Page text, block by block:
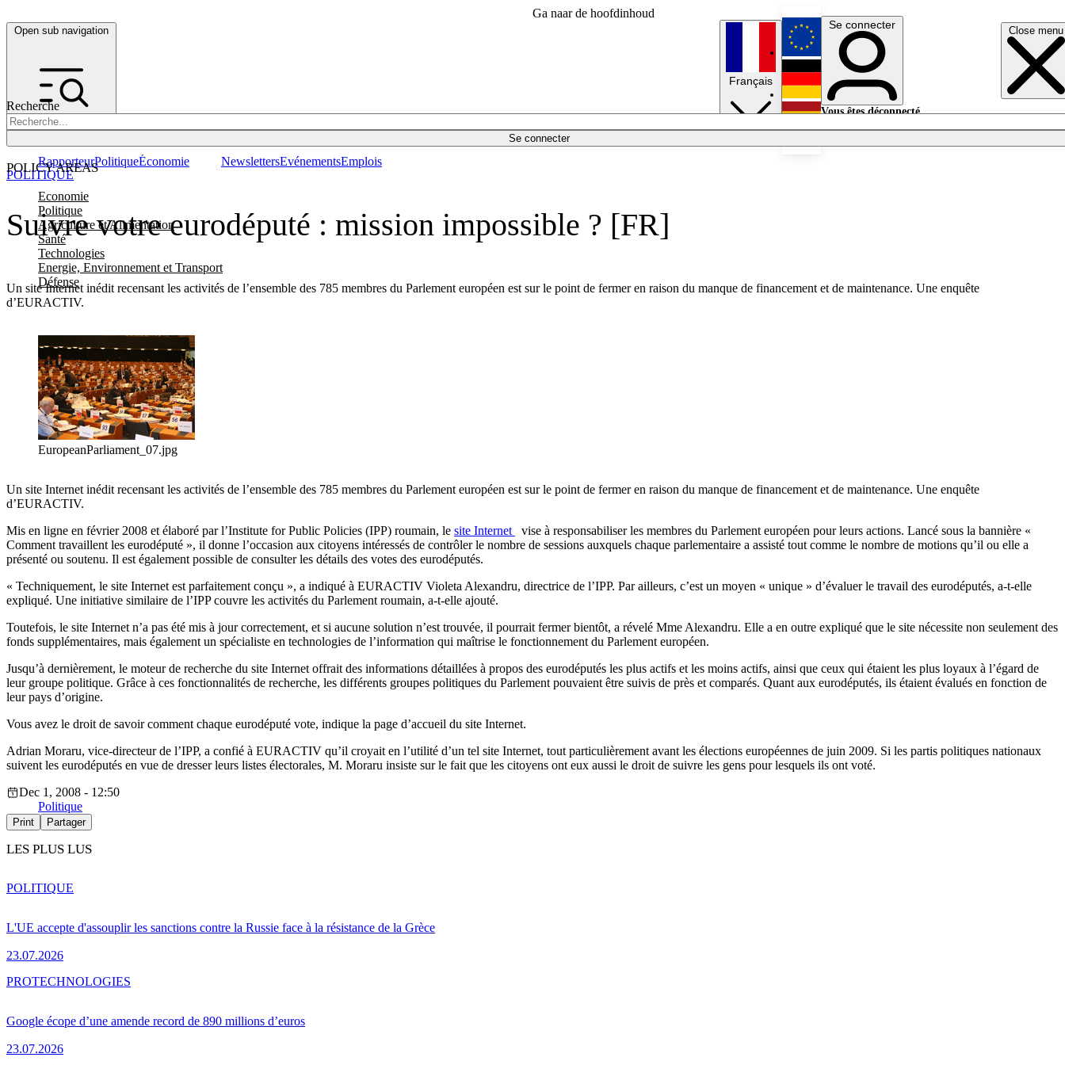
Ga naar de hoofdinhoud
Open sub navigation Close menu
Recherche
Se connecter
POLICY AREAS
Economie
Politique
Agriculture et Alimentation
Santé
Technologies
Energie, Environnement et Transport
Défense
RapporteurPolitiqueÉconomie NewslettersEvénementsEmplois
Français
English
Deutsch
Se connecter
Vous êtes déconnecté.
Suivre votre eurodéputé : mission impossible ? [FR]
Un site Internet inédit recensant les activités de l’ensemble des 785 membres du Parlement européen est sur le point de fermer en raison du manque de financement et de maintenance. Une enquête
d’EURACTIV.
POLITIQUE
EuropeanParliament_07.jpg
Un site Internet inédit recensant les activités de l’ensemble des 785 membres du Parlement européen est sur le point de fermer en raison du manque de financement et de maintenance. Une enquête
d’EURACTIV.
Mis en ligne en février 2008 et élaboré par l’Institute for Public Policies (IPP) roumain, le site Internet
vise à responsabiliser les membres du Parlement européen pour leurs actions. Lancé sous la bannière «
Comment travaillent les eurodéputé », il donne l’occasion aux citoyens intéressés de contrôler le nombre de sessions auxquels chaque parlementaire a assisté tout comme le nombre de motions qu’il ou elle a
présenté ou soutenu. Il est également possible de consulter les détails des votes des eurodéputés.
« Techniquement, le site Internet est parfaitement conçu », a indiqué à EURACTIV Violeta Alexandru, directrice de l’IPP. Par ailleurs, c’est un moyen « unique » d’évaluer le travail des eurodéputés, a-t-elle
expliqué. Une initiative similaire de l’IPP couvre les activités du Parlement roumain, a-t-elle ajouté.
Toutefois, le site Internet n’a pas été mis à jour correctement, et si aucune solution n’est trouvée, il pourrait fermer bientôt, a révelé Mme Alexandru. Elle a en outre expliqué que le site nécessite non seulement des
fonds supplémentaires, mais également un spécialiste en technologies de l’information qui maîtrise le fonctionnement du Parlement européen.
Jusqu’à dernièrement, le moteur de recherche du site Internet offrait des informations détaillées à propos des eurodéputés les plus actifs et les moins actifs, ainsi que ceux qui étaient les plus loyaux à l’égard de
leur groupe politique. Grâce à ces fonctionnalités de recherche, les différents groupes politiques du Parlement pouvaient être suivis de près et comparés. Quant aux eurodéputés, ils étaient évalués en fonction de
leur pays d’origine.
Vous avez le droit de savoir comment chaque eurodéputé vote, indique la page d’accueil du site Internet.
Adrian Moraru, vice-directeur de l’IPP, a confié à EURACTIV qu’il croyait en l’utilité d’un tel site Internet, tout particulièrement avant les élections européennes de juin 2009. Si les partis politiques nationaux
suivent les eurodéputés en vue de dresser leurs listes électorales, M. Moraru insiste sur le fait que les citoyens ont eux aussi le droit de suivre les gens pour lesquels ils ont voté.
Dec 1, 2008 - 12:50
Politique
Print Partager
LES PLUS LUS
L'UE accepte d'assouplir les sanctions contre la Russie face à la résistance de la Grèce
23.07.2026
POLITIQUE
Google écope d’une amende record de 890 millions d’euros
23.07.2026
PROTECHNOLOGIES